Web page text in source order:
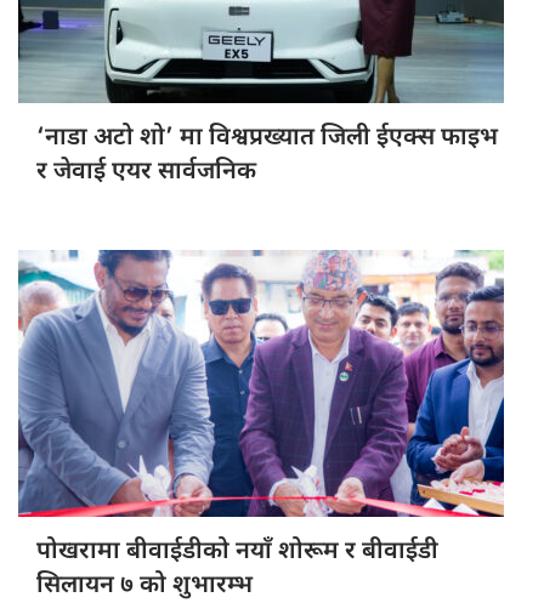
‘नाडा अटोशो’ मा विश्वप्रख्यात जिली ईएक्स फाइभ
र जेवाई एयर सार्वजनिक
पोखरामा बीवाईडीकोनयाँ शोरूम र बीवाईडी
सिलायन ७ को शुभारम्भ